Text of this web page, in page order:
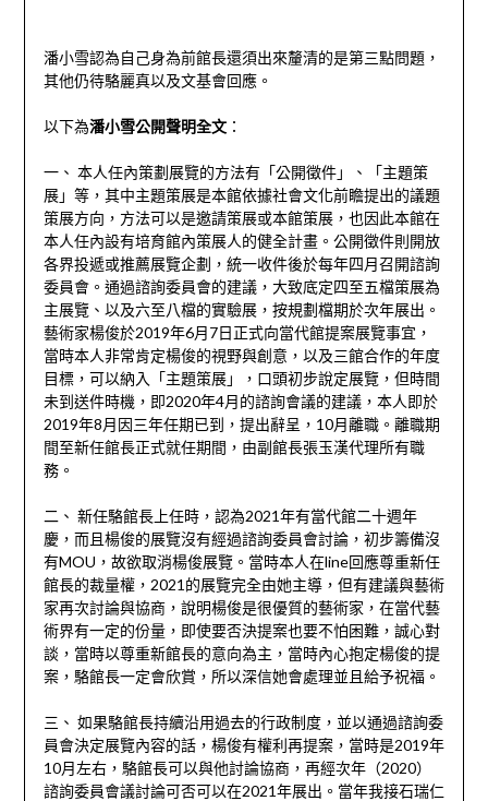
潘小雪認為自己身為前館長還須出來釐清的是第三點問題，
其他仍待駱麗真以及文基會回應。
以下為潘小雪公開聲明全文：
一、 本人任內策劃展覽的方法有「公開徵件」、「主題策
展」等，其中主題策展是本館依據社會文化前瞻提出的議題
策展方向，方法可以是邀請策展或本館策展，也因此本館在
本人任內設有培育館內策展人的健全計畫。公開徵件則開放
各界投遞或推薦展覽企劃，統一收件後於每年四月召開諮詢
委員會。通過諮詢委員會的建議，大致底定四至五檔策展為
主展覽、以及六至八檔的實驗展，按規劃檔期於次年展出。
藝術家楊俊於2019年6月7日正式向當代館提案展覽事宜，
當時本人非常肯定楊俊的視野與創意，以及三館合作的年度
目標，可以納入「主題策展」，口頭初步說定展覽，但時間
未到送件時機，即2020年4月的諮詢會議的建議，本人即於
2019年8月因三年任期已到，提出辭呈，10月離職。離職期
間至新任館長正式就任期間，由副館長張玉漢代理所有職
務。
二、 新任駱館長上任時，認為2021年有當代館二十週年
慶，而且楊俊的展覽沒有經過諮詢委員會討論，初步籌備沒
有MOU，故欲取消楊俊展覽。當時本人在line回應尊重新任
館長的裁量權，2021的展覽完全由她主導，但有建議與藝術
家再次討論與協商，說明楊俊是很優質的藝術家，在當代藝
術界有一定的份量，即使要否決提案也要不怕困難，誠心對
談，當時以尊重新館長的意向為主，當時內心抱定楊俊的提
案，駱館長一定會欣賞，所以深信她會處理並且給予祝福。
三、 如果駱館長持續沿用過去的行政制度，並以通過諮詢委
員會決定展覽內容的話，楊俊有權利再提案，當時是2019年
10月左右，駱館長可以與他討論協商，再經次年（2020）
諮詢委員會議討論可否可以在2021年展出。當年我接石瑞仁